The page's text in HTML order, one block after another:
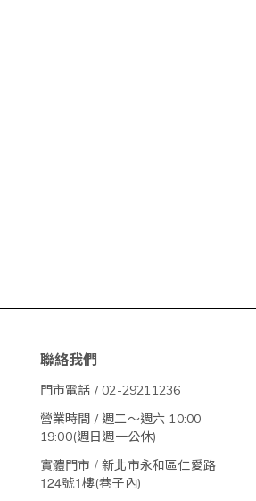
聯絡我們
門市電話 / 02-29211236
營業時間 / 週二～週六 10:00-
19:00(週日週一公休)
實體門市 /新北市永和區仁愛路
124號1樓(巷子內)